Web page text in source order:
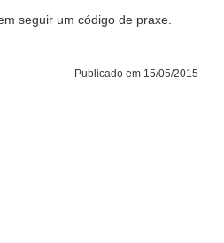
seguir um código de praxe.
Publicado em 15/05/2015